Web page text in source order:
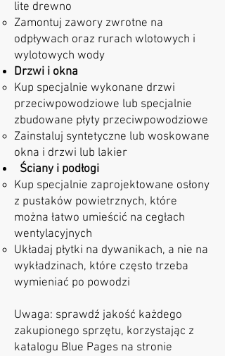
lite drewno
Zamontuj zawory zwrotne na
odpływach oraz rurach wlotowych i
wylotowych wody
Drzwi i okna
Kup specjalnie wykonane drzwi
przeciwpowodziowe lub specjalnie
zbudowane płyty przeciwpowodziowe
Zainstaluj syntetyczne lub woskowane
okna i drzwi lub lakier
Ściany i podłogi
Kup specjalnie zaprojektowane osłony
z pustaków powietrznych, które
można łatwo umieścić na cegłach
wentylacyjnych
Układaj płytki na dywanikach, a nie na
wykładzinach, które często trzeba
wymieniać po powodzi
Uwaga: sprawdź jakość każdego
zakupionego sprzętu, korzystając z
katalogu Blue Pages na stronie